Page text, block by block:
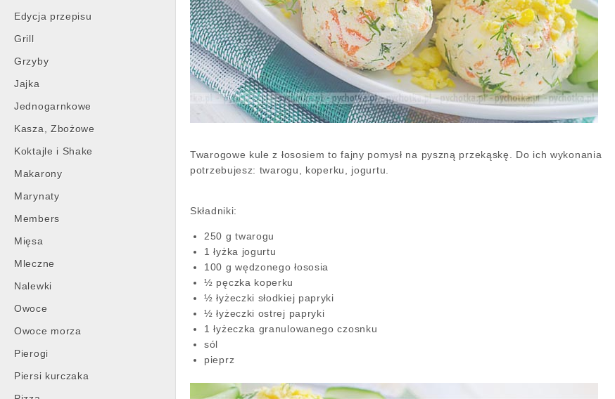
Edycja przepisu
Grill
Grzyby
Jajka
Jednogarnkowe
Kasza, Zbożowe
Koktajle i Shake
Makarony
Marynaty
Members
Mięsa
Mleczne
Nalewki
Owoce
Owoce morza
Pierogi
Piersi kurczaka
Twarogowe kule z łososiem to fajny pomysł na pyszną przekąskę. Do ich wykonania
potrzebujesz: twarogu, koperku, jogurtu.
Składniki:
250 g twarogu
1 łyżka jogurtu
100 g wędzonego łososia
½ pęczka koperku
½ łyżeczki słodkiej papryki
½ łyżeczki ostrej papryki
1 łyżeczka granulowanego czosnku
sól
pieprz